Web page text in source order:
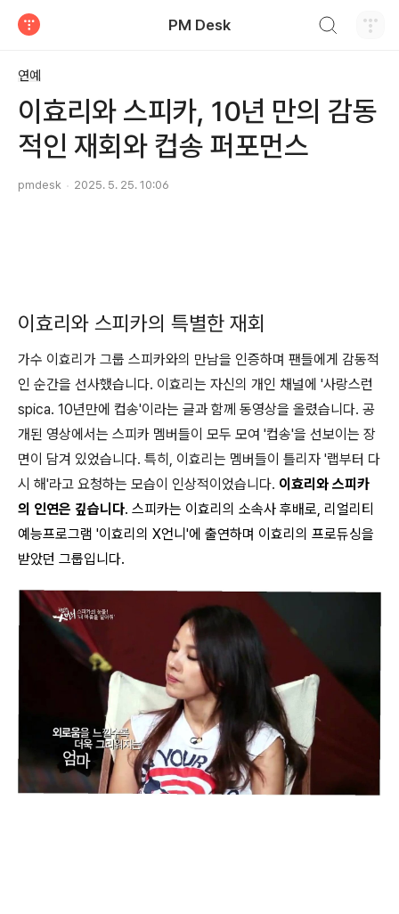
PM Desk
연예
이효리와 스피카, 10년 만의 감동
적인 재회와 컵송 퍼포먼스
pmdesk 2025. 5. 25. 10:06
이효리와 스피카의 특별한 재회
가수 이효리가 그룹 스피카와의 만남을 인증하며 팬들에게 감동적
인 순간을 선사했습니다. 이효리는 자신의 개인 채널에 '사랑스런
spica. 10년만에 컵송'이라는 글과 함께 동영상을 올렸습니다. 공
개된 영상에서는 스피카 멤버들이 모두 모여 '컵송'을 선보이는 장
면이 담겨 있었습니다. 특히, 이효리는 멤버들이 틀리자 '랩부터 다
시 해'라고 요청하는 모습이 인상적이었습니다. 이효리와 스피카
의 인연은 깊습니다. 스피카는 이효리의 소속사 후배로, 리얼리티
예능프로그램 '이효리의 X언니'에 출연하며 이효리의 프로듀싱을
받았던 그룹입니다.